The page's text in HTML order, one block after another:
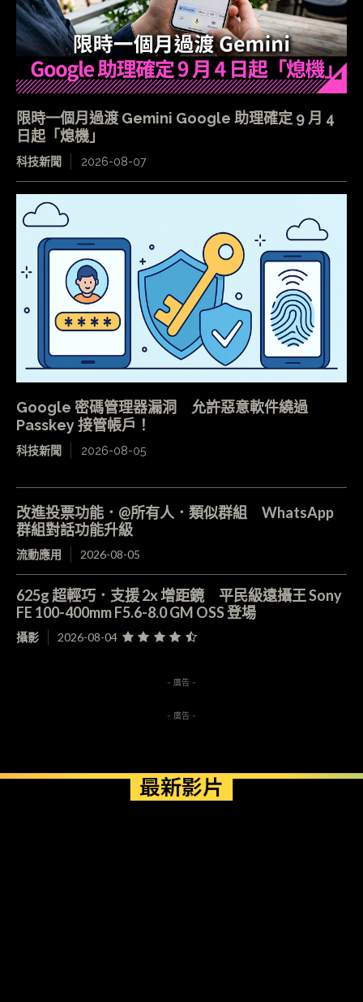
限時一個月過渡 Gemini Google 助理確定 9 月 4
日起「熄機」
科技新聞 2026-08-07
Google 密碼管理器漏洞 允許惡意軟件繞過
Passkey 接管帳戶！
科技新聞 2026-08-05
改進投票功能．@所有人．類似群組 WhatsApp
群組對話功能升級
流動應用 2026-08-05
625g 超輕巧．支援 2x 增距鏡 平民級遠攝王 Sony
FE 100-400mm F5.6-8.0 GM OSS 登場
攝影 2026-08-04
- 廣告 -
- 廣告 -
最新影片